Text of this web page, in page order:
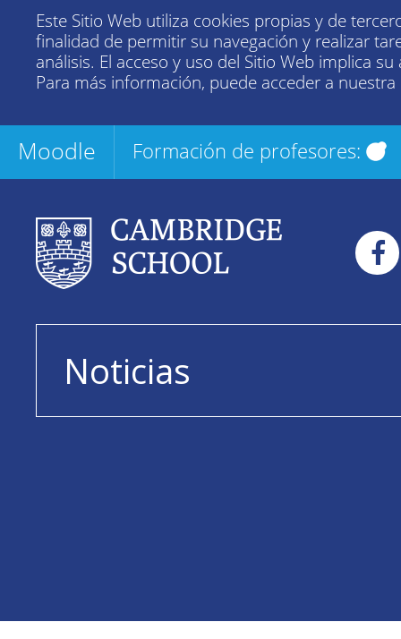
Este Sitio Web utiliza cookies propias y de
finalidad de permitir su navegación y realizar
análisis. El acceso y uso del Sitio Web implica su
Para más información, puede acceder a nuestra
Moodle Formación de profesores:
Noticias